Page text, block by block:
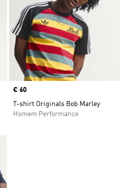
Price
€ 60
T-shirt Originals Bob Marley
Homem Performance